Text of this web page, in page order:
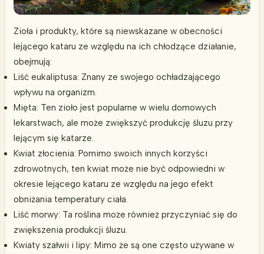
Zioła i produkty, które są niewskazane w obecności
lejącego kataru ze względu na ich chłodzące działanie,
obejmują:
Liść eukaliptusa: Znany ze swojego ochładzającego
wpływu na organizm.
Mięta: Ten zioło jest popularne w wielu domowych
lekarstwach, ale może zwiększyć produkcję śluzu przy
lejącym się katarze.
Kwiat złocienia: Pomimo swoich innych korzyści
zdrowotnych, ten kwiat może nie być odpowiedni w
okresie lejącego kataru ze względu na jego efekt
obniżania temperatury ciała.
Liść morwy: Ta roślina może również przyczyniać się do
zwiększenia produkcji śluzu.
Kwiaty szałwii i lipy: Mimo że są one często używane w